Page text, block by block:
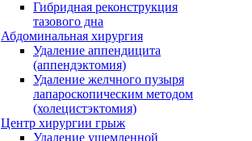
Гибридная реконструкция
тазового дна
Абдоминальная хирургия
Удаление аппендицита
(аппендэктомия)
Удаление желчного пузыря
лапароскопическим методом
(холецистэктомия)
Центр хирургии грыж
Удаление ущемленной